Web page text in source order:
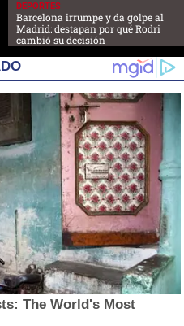
DEPORTES
Barcelona irrumpe y da golpe al
Madrid: destapan por qué Rodri
cambió su decisión
The World's Most